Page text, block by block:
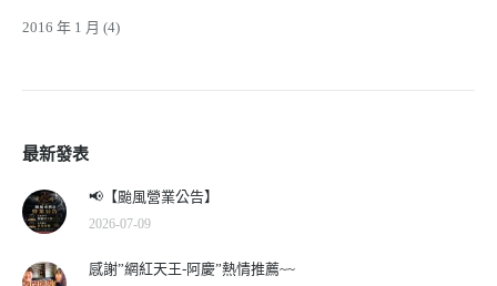
2016 年 1 月 (4)
最新發表
📢【颱風營業公告】
2026-07-09
感謝”網紅天王-阿慶”熱情推薦~~